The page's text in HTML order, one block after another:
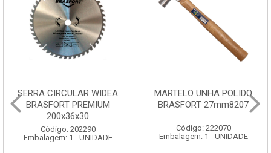
SERRA CIRCULAR WIDEA
BRASFORT PREMIUM
200x36x30
Código: 202290
Embalagem: 1 - UNIDADE
MARTELO UNHA POLIDO
BRASFORT 27mm8207
Código: 222070
Embalagem: 1 - UNIDADE